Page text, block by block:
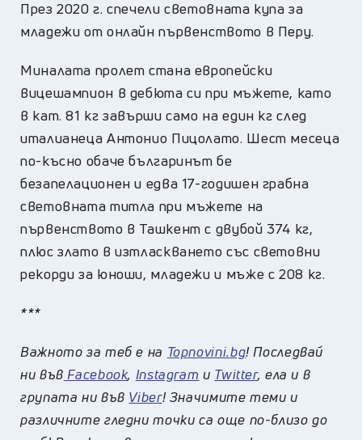
През 2020 г. спечели световната купа за
младежи от онлайн първенството в Перу.
Миналата пролет стана европейски
вицешампион в дебюта си при мъжете, като
в кат. 81 кг завърши само на един кг след
италианеца Антонио Пицолато. Шест месеца
по-късно обаче българинът бе
безапелационен и едва 17-годишен грабна
световната титла при мъжете на
първенството в Ташкент с двубой 374 кг,
плюс злато в изтласкването със световни
рекорди за юноши, младежи и мъже с 208 кг.
***
Важното за теб е на Topnovini.bg! Последвай
ни във Facebook, Instagram и Twitter, ела и в
групата ни във Viber! Значимите теми и
различните гледни точки са още по-близо до